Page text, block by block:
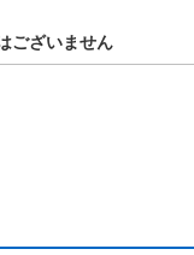
ございません